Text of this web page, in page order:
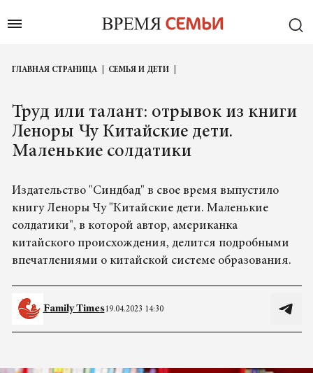
ГЛАВНАЯ СТРАНИЦА СЕМЬЯ И ДЕТИ
Труд или талант: отрывок из книги
Леноры Чу Китайские дети.
Маленькие солдатики
Издательство "Cиндбад" в свое время выпустило
книгу Леноры Чу "Китайские дети. Маленькие
солдатики", в которой автор, американка
китайского происхождения, делится подробными
впечатлениями о китайской системе образования.
Family Times19.04.2023 14:30